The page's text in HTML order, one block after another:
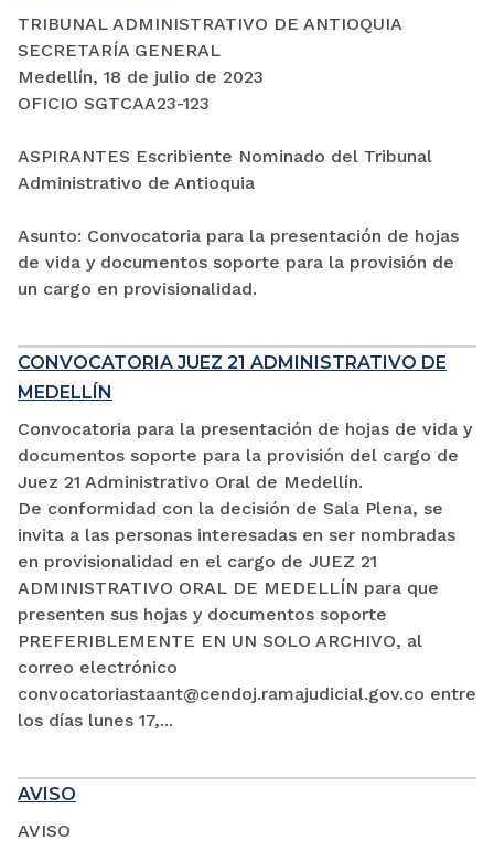
TRIBUNAL ADMINISTRATIVO DE ANTIOQUIA
SECRETARÍA GENERAL
Medellín, 18 de julio de 2023
OFICIO SGTCAA23-123
ASPIRANTES Escribiente Nominado del Tribunal
Administrativo de Antioquia
Asunto: Convocatoria para la presentación de hojas
de vida y documentos soporte para la provisión de
un cargo en provisionalidad.
CONVOCATORIA JUEZ 21 ADMINISTRATIVO DE
MEDELLÍN
Convocatoria para la presentación de hojas de vida y
documentos soporte para la provisión del cargo de
Juez 21 Administrativo Oral de Medellín.
De conformidad con la decisión de Sala Plena, se
invita a las personas interesadas en ser nombradas
en provisionalidad en el cargo de JUEZ 21
ADMINISTRATIVO ORAL DE MEDELLÍN para que
presenten sus hojas y documentos soporte
PREFERIBLEMENTE EN UN SOLO ARCHIVO, al
correo electrónico
convocatoriastaant@cendoj.ramajudicial.gov.co entre
los días lunes 17,...
AVISO
AVISO